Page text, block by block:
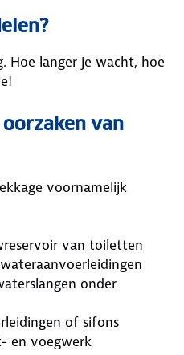
Hoe langer je wacht, hoe
van
voornamelijk
van toiletten
onder
of sifons
en voegwerk